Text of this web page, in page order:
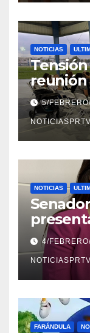
NOTICIAS
reunión
5/
NOTICIAS
4/
NOTICIASPRTV
FARÁNDULA